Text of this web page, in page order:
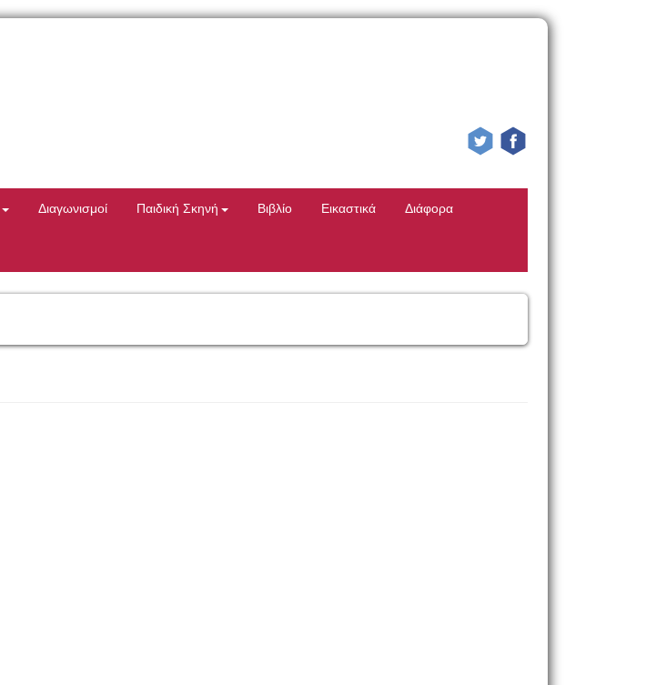
Διαγωνισμοί Παιδική Σκηνή Βιβλίο Εικαστικά Διάφορα